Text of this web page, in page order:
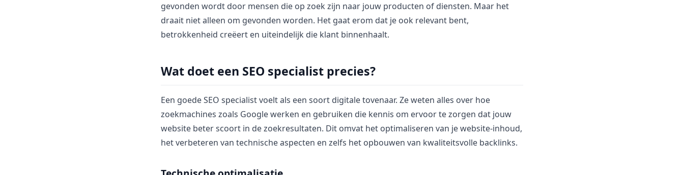
gevonden wordt door mensen die op zoek zijn naar jouw producten of diensten. Maar het
draait niet alleen om gevonden worden. Het gaat erom dat je ook relevant bent,
betrokkenheid creëert en uiteindelijk die klant binnenhaalt.
Wat doet een SEO specialist precies?
Een goede SEO specialist voelt als een soort digitale tovenaar. Ze weten alles over hoe
zoekmachines zoals Google werken en gebruiken die kennis om ervoor te zorgen dat jouw
website beter scoort in de zoekresultaten. Dit omvat het optimaliseren van je website-inhoud,
het verbeteren van technische aspecten en zelfs het opbouwen van kwaliteitsvolle backlinks.